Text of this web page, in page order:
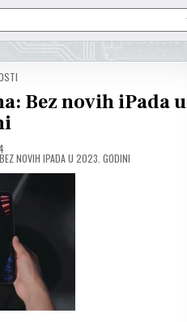
Bez novih iPada u
NOVIH IPADA U 2023. GODINI